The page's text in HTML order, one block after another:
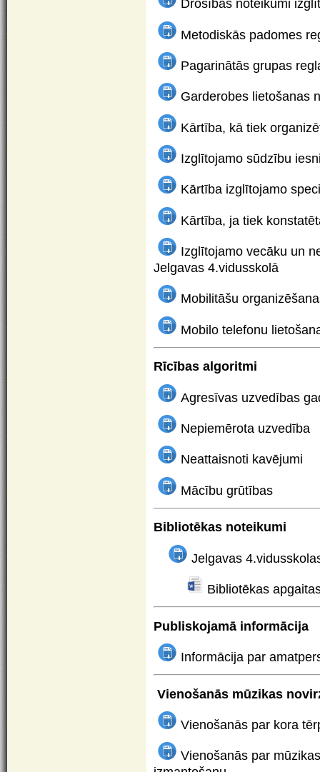
Drošības noteikumi
Metodiskās padomes
Pagarinātās grupas
Garderobes lietošanas
Kārtība, kā tiek
Izglītojamo sūdzību
Kārtība izglītojamo
Kārtība, ja tiek
Izglītojamo vecāku un
Jelgavas 4.vidusskolā
Mobilitāšu
Mobilo telefonu
Rīcības algoritmi
Agresīvas uzvedības
Nepiemērota uzvedība
Neattaisnoti kavējumi
Mācību grūtības
Bibliotēkas noteikumi
Jelgavas
Bibliotēkas
Publiskojamā informācija
Informācija par
Vienošanās mūzikas
Vienošanās par kora
Vienošanās par